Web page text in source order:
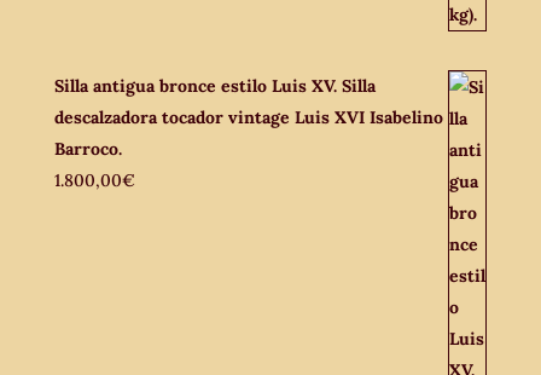
Silla antigua bronce estilo Luis XV. Silla
descalzadora tocador vintage Luis XVI Isabelino
Barroco.
1.800,00€